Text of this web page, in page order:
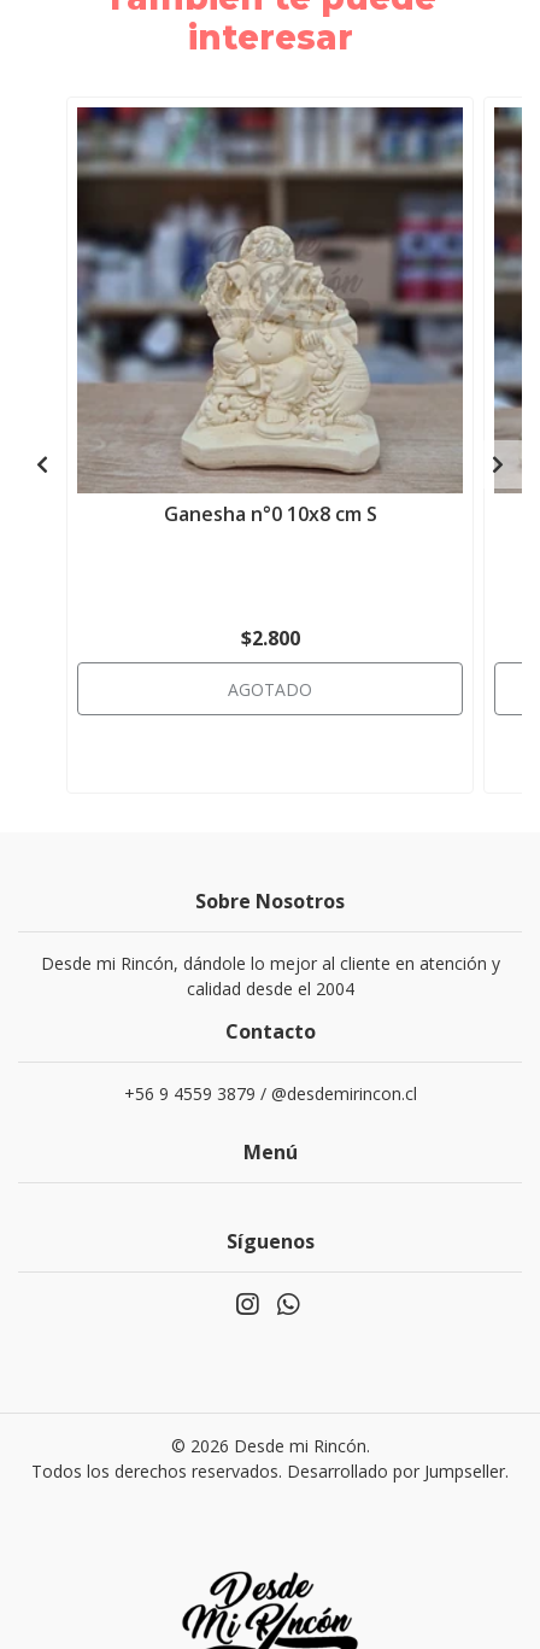
interesar
Ganesha n°0 10x8 cm S
$2.800
AGOTADO
Sobre Nosotros
Desde mi Rincón, dándole lo mejor al cliente en atención y
calidad desde el 2004
Contacto
+56 9 4559 3879 / @desdemirincon.cl
Menú
Síguenos
© 2026 Desde mi Rincón.
Todos los derechos reservados. Desarrollado por Jumpseller.